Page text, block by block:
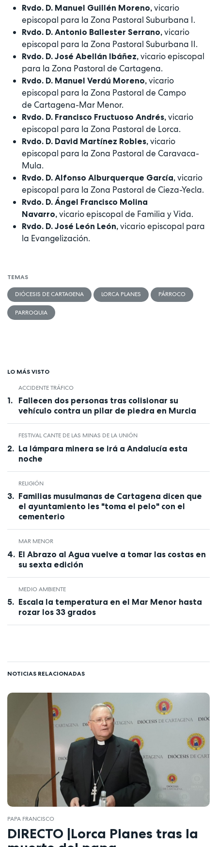
Rvdo. D. Manuel Guillén Moreno, vicario
episcopal para la Zona Pastoral Suburbana I.
Rvdo. D. Antonio Ballester Serrano, vicario
episcopal para la Zona Pastoral Suburbana II.
Rvdo. D. José Abellán Ibáñez, vicario episcopal
para la Zona Pastoral de Cartagena.
Rvdo. D. Manuel Verdú Moreno, vicario
episcopal para la Zona Pastoral de Campo
de Cartagena-Mar Menor.
Rvdo. D. Francisco Fructuoso Andrés, vicario
episcopal para la Zona Pastoral de Lorca.
Rvdo. D. David Martínez Robles, vicario
episcopal para la Zona Pastoral de Caravaca-
Mula.
Rvdo. D. Alfonso Alburquerque García, vicario
episcopal para la Zona Pastoral de Cieza-Yecla.
Rvdo. D. Ángel Francisco Molina
Navarro, vicario episcopal de Familia y Vida.
Rvdo. D. José León León, vicario episcopal para
la Evangelización.
TEMAS
DIÓCESIS DE CARTAGENA LORCA PLANES PÁRROCO
PARROQUIA
LO MÁS VISTO
ACCIDENTE TRÁFICO
Fallecen dos personas tras colisionar su
vehículo contra un pilar de piedra en Murcia
FESTIVAL CANTE DE LAS MINAS DE LA UNIÓN
La lámpara minera se irá a Andalucía esta
noche
RELIGIÓN
Familias musulmanas de Cartagena dicen que
el ayuntamiento les "toma el pelo" con el
cementerio
MAR MENOR
El Abrazo al Agua vuelve a tomar las costas en
su sexta edición
MEDIO AMBIENTE
Escala la temperatura en el Mar Menor hasta
rozar los 33 grados
NOTICIAS RELACIONADAS
PAPA FRANCISCO
DIRECTO |Lorca Planes tras la